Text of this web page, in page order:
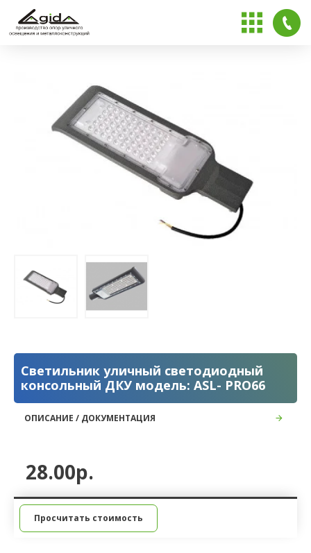
Светильник уличный светодиодный
консольный ДКУ модель: ASL- PRO66
ОПИСАНИЕ / ДОКУМЕНТАЦИЯ
28.00р.
Просчитать стоимость